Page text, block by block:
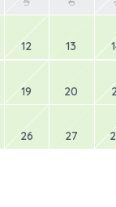
12 13
19 20
26 27